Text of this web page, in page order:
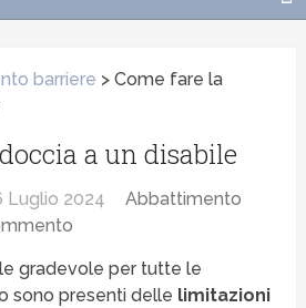
barriere >Come fare la
a un disabile
Luglio 2024
Abbattimento
gradevole per tutte le
sono presenti delle limitazioni